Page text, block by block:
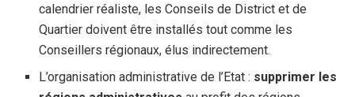
calendrier réaliste, les Conseils de District et de
Quartier doivent être installés tout comme les
Conseillers régionaux, élus indirectement.
L’organisation administrative de l’Etat : supprimer les